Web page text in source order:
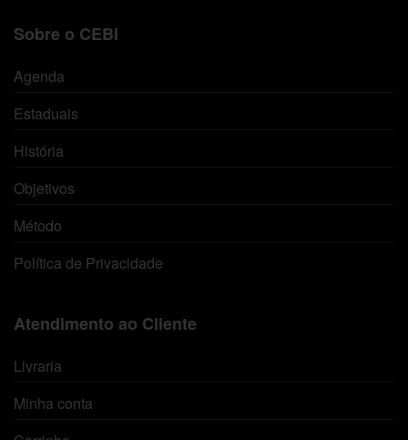
Sobre o CEBI
Agenda
Estaduais
História
Objetivos
Método
Política de Privacidade
Atendimento ao Cliente
Livraria
Minha conta